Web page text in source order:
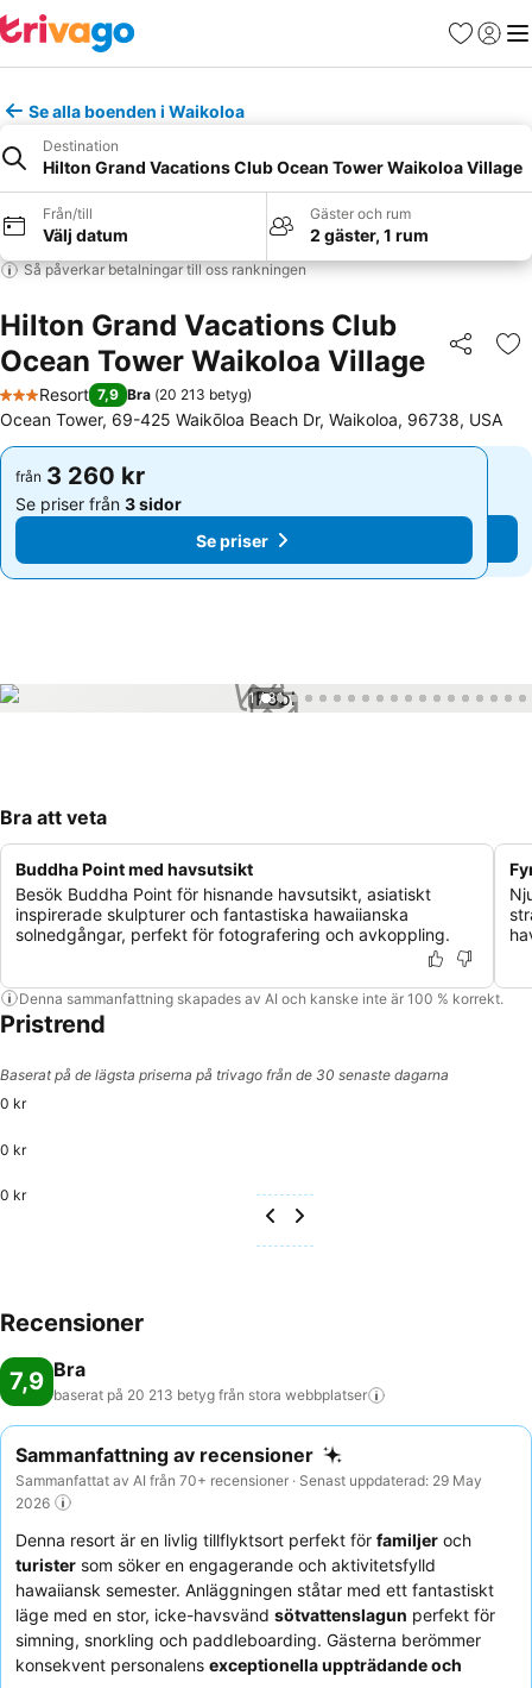
Favoriter
Logga
Se alla boenden i Waikoloa
Destination
Hilton Grand Vacations Club Ocean Tower Waikoloa Village
Från/till
Välj datum
Gäster och rum
2 gäster, 1 rum
Så påverkar betalningar till oss rankningen
Hilton Grand Vacations Club
Ocean Tower Waikoloa Village
Dela
3 Stjärnor
Resort 7,9 Bra (20 213 betyg)
Ocean Tower, 69-425 Waikōloa Beach Dr, Waikoloa, 96738, USA
från 3 260 kr
Se priser från 3 sidor
Se priser
från 3 260 kr
Se priser från 3 sidor
Se priser
1 / 31
Bra att veta
Buddha Point med havsutsikt
Besök Buddha Point för hisnande havsutsikt, asiatiskt
inspirerade skulpturer och fantastiska hawaiianska
solnedgångar, perfekt för fotografering och avkoppling.
Denna sammanfattning skapades av AI och kanske inte är 100 % korrekt.
Pristrend
Baserat på de lägsta priserna på trivago från de 30 senaste dagarna
0 kr
0 kr
0 kr
Recensioner
7,9 Bra
baserat på 20 213 betyg från stora webbplatser
Sammanfattning av recensioner
Sammanfattat av AI från 70+ recensioner · Senast uppdaterad: 29 May
2026
Denna resort är en livlig tillflyktsort perfekt för familjer och
turister som söker en engagerande och aktivitetsfylld
hawaiiansk semester. Anläggningen ståtar med ett fantastiskt
läge med en stor, icke-havsvänd sötvattenslagun perfekt för
simning, snorkling och paddleboarding. Gästerna berömmer
konsekvent personalens exceptionella uppträdande och